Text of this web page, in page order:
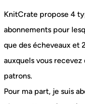
KnitCrate propose 4
abonnements pour
que des écheveaux et
auxquels vous
patrons.
Pour ma part, je suis